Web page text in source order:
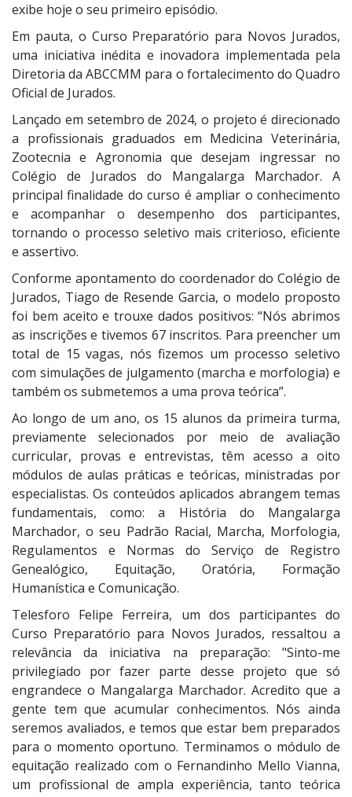
exibe hoje o seu primeiro episódio.
Em pauta, o Curso Preparatório para Novos Jurados,
uma iniciativa inédita e inovadora implementada pela
Diretoria da ABCCMM para o fortalecimento do Quadro
Oficial de Jurados.
Lançado em setembro de 2024, o projeto é direcionado
a profissionais graduados em Medicina Veterinária,
Zootecnia e Agronomia que desejam ingressar no
Colégio de Jurados do Mangalarga Marchador. A
principal finalidade do curso é ampliar o conhecimento
e acompanhar o desempenho dos participantes,
tornando o processo seletivo mais criterioso, eficiente
e assertivo.
Conforme apontamento do coordenador do Colégio de
Jurados, Tiago de Resende Garcia, o modelo proposto
foi bem aceito e trouxe dados positivos: “Nós abrimos
as inscrições e tivemos 67 inscritos. Para preencher um
total de 15 vagas, nós fizemos um processo seletivo
com simulações de julgamento (marcha e morfologia) e
também os submetemos a uma prova teórica”.
Ao longo de um ano, os 15 alunos da primeira turma,
previamente selecionados por meio de avaliação
curricular, provas e entrevistas, têm acesso a oito
módulos de aulas práticas e teóricas, ministradas por
especialistas. Os conteúdos aplicados abrangem temas
fundamentais, como: a História do Mangalarga
Marchador, o seu Padrão Racial, Marcha, Morfologia,
Regulamentos e Normas do Serviço de Registro
Genealógico, Equitação, Oratória, Formação
Humanística e Comunicação.
Telesforo Felipe Ferreira, um dos participantes do
Curso Preparatório para Novos Jurados, ressaltou a
relevância da iniciativa na preparação: "Sinto-me
privilegiado por fazer parte desse projeto que só
engrandece o Mangalarga Marchador. Acredito que a
gente tem que acumular conhecimentos. Nós ainda
seremos avaliados, e temos que estar bem preparados
para o momento oportuno. Terminamos o módulo de
equitação realizado com o Fernandinho Mello Vianna,
um profissional de ampla experiência, tanto teórica